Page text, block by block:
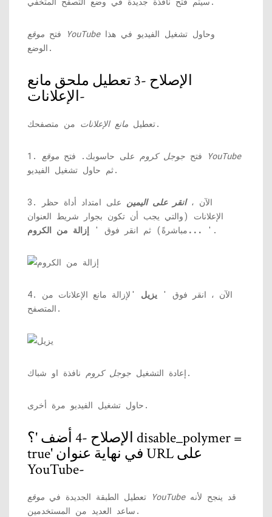
فتح موقع YouTubeوحاول تشغيل الفيديو في هذا
الوضع.
الإصلاح -3 تعطيل ملحق مانع
الإعلانات-
تعطيل مانع الإعلانات من متصفحك.
1. فتح جوجل كروم على حاسوبك. فتح
موقع YouTube
ثم حاول تشغيل الفيديو.
3. الآن ،انقر على اليمين على امتداد أداة حظر
الإعلانات (والتي يجب أن تكون بجوار شريط العنوان
مباشرةً) ثم انقر فوق ' إزالة من الكروم... '.
4. الآن ، انقر فوق ' يزيل 'لإزالة مانع الإعلانات من
المتصفح.
إعادة التشغيل جوجل كروم نافذة او شباك.
حاول تشغيل الفيديو مرة أخرى.
الإصلاح -4 أضف '؟ disable_polymer =
true' في نهاية عنوان URL على
YouTube-
تعطيل الطبقة الجديدة في موقع YouTubeقد ينجح لأنه
ساعد العديد من المستخدمين.